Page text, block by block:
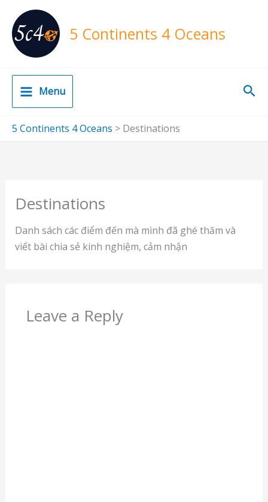
content
5 Continents 4 Oceans
Menu
5 Continents 4 Oceans > Destinations
Destinations
Danh sách các điểm đến mà mình đã ghé thăm và
viết bài chia sẻ kinh nghiệm, cảm nhận
Leave a Reply